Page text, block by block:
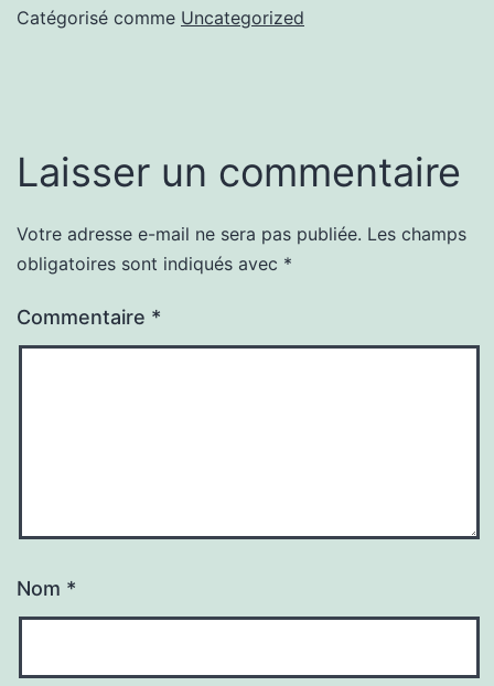
Catégorisé comme Uncategorized
Laisser un commentaire
Votre adresse e-mail ne sera pas publiée. Les champs
obligatoires sont indiqués avec *
Commentaire *
Nom *